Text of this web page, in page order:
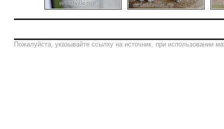
Пожалуйста, указывайте ссылку на источник, при использовании